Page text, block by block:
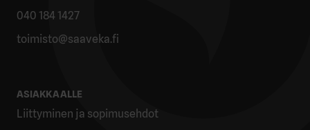
040 184 1427
toimisto@saaveka.fi
ASIAKKAALLE
Liittyminen ja sopimusehdot